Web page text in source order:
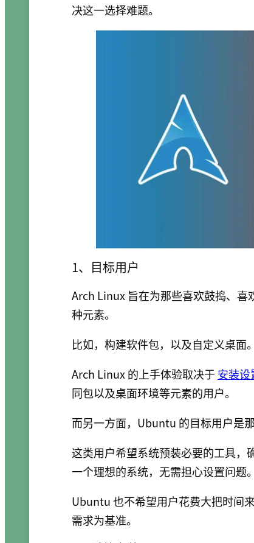
决这一选择难题。
1、目标用户
Arch Linux 旨在为那些喜欢鼓捣、喜
种元素。
比如，构建软件包，以及自定义桌面。
Arch Linux 的上手体验取决于 安装设
同包以及桌面环境等元素的用户。
而另一方面，Ubuntu 的目标用户是
这类用户希望系统预装必要的工具，
一个理想的系统，无需担心设置问题。
Ubuntu 也不希望用户花费大把时间
需求为基准。